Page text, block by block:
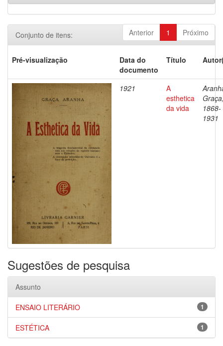
Anterior 1 Próximo
Conjunto de itens:
Pré-visualização
Data do
documento
Título
1921
A
esthetica
da vida
1868-
1931
Sugestões de pesquisa
Assunto
1
ENSAIO LITERÁRIO
1
ESTÉTICA